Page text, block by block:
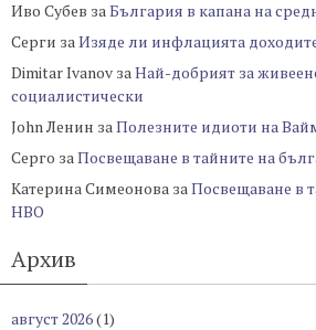
Иво Субев заБългария в капана на
Серги заИзяде ли инфлацията
Dimitar Ivanov заНай-добрият за
социалистически
John Ленин заПолезните идиоти на
Серго заПосвещаване в тайните на
Катерина Симеонова заПосвещаване в
НВО
Архив
август 2026(1)